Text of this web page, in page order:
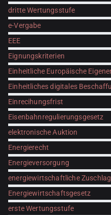
dritte Wertungsstufe
e-Vergabe
EEE
Eignungskriterien
Einheitliche Europäische
Einheitliches digitales
Einrecihungsfrist
Eisenbahnregulierungsgesetz
elektronische Auktion
Energierecht
Energieversorgung
energiewirtschaftliche
Energiewirtschaftsgesetz
erste Wertungsstufe